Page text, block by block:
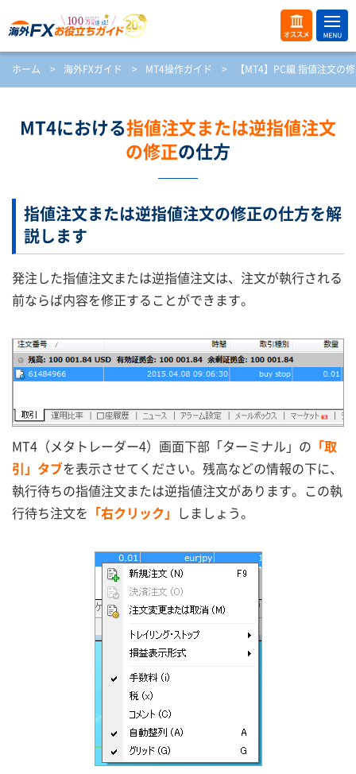
オス
スメ
ME
NU
開
く
ホーム > 海外FXガイド > MT4操作ガイド > 【MT4】PC編 指値注文の
MT4における指値注文または逆指値注文
の修正の仕方
指値注文または逆指値注文の修正の仕方を解
説します
発注した指値注文または逆指値注文は、注文が執行される
前ならば内容を修正することができます。
MT4（メタトレーダー4）画面下部「ターミナル」の 「取
引」タブを表示させてください。残高などの情報の下に、
執行待ちの指値注文または逆指値注文があります。この執
行待ち注文を 「右クリック」 しましょう。